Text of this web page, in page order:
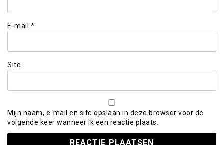
E-mail *
Site
Mijn naam, e-mail en site opslaan in deze browser voor de
volgende keer wanneer ik een reactie plaats.